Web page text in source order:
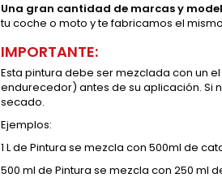
Una gran cantidad de marcas y
tu coche o moto y te fabricamos el
IMPORTANTE:
Esta pintura debe ser mezclada con un
endurecedor) antes de su aplicación.
secado.
Ejemplos:
1 L de Pintura se mezcla con 500ml de
500 ml de Pintura se mezcla con 250 ml